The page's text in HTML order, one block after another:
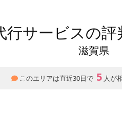
行サービスの
滋賀県
このエリアは直近30日で 5 人が